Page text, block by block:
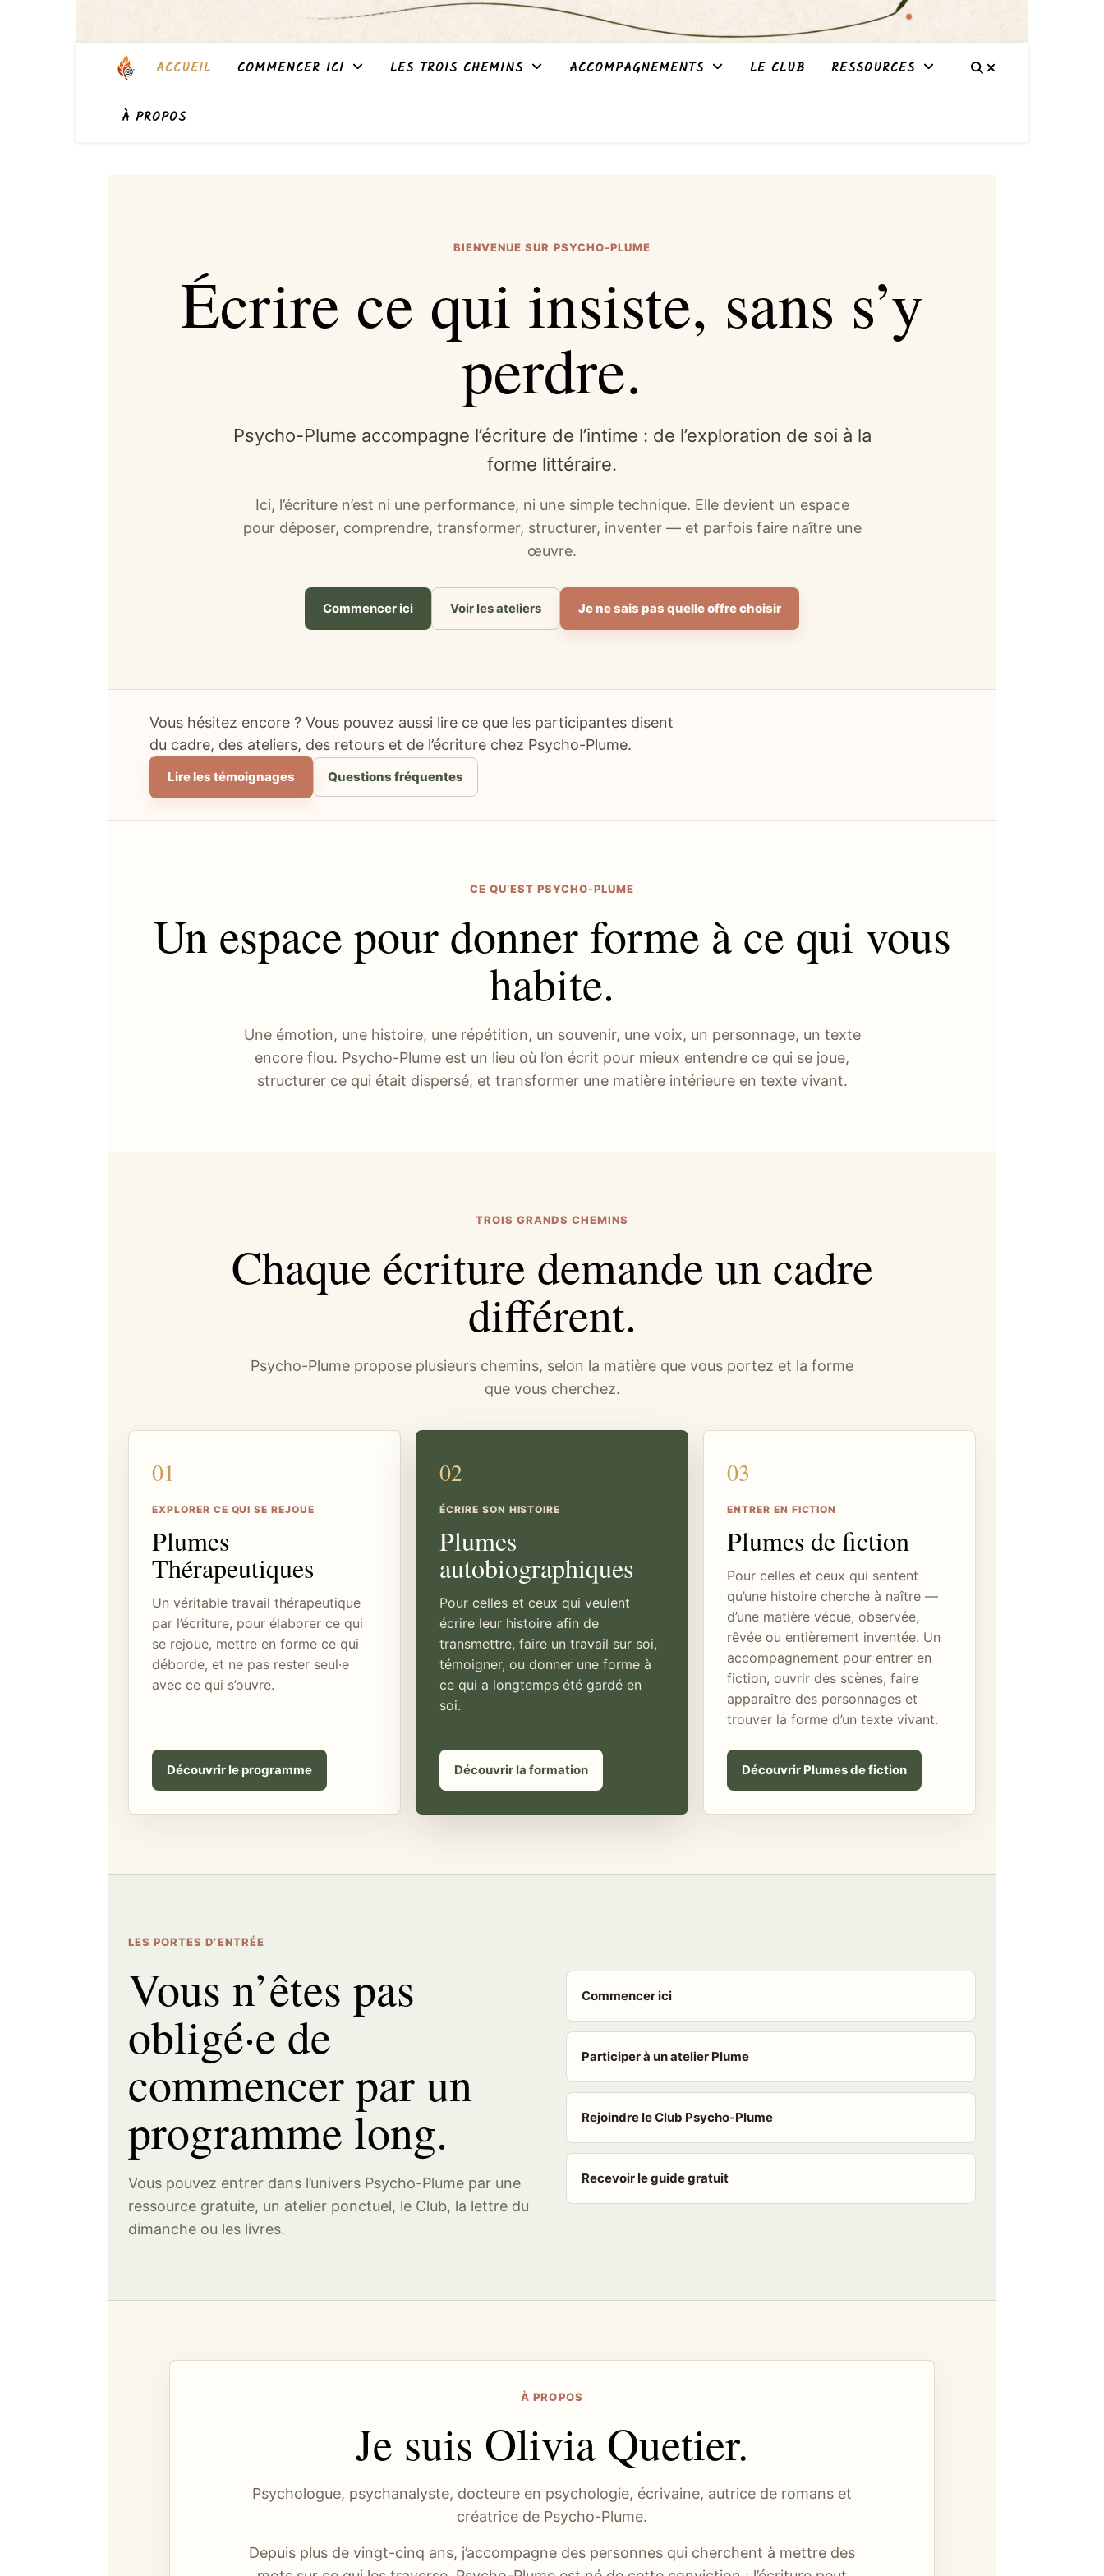
ACCUEIL COMMENCER ICI LES TROIS CHEMINS ACCOMPAGNEMENTS LE CLUB RESSOURCES
À PROPOS
BIENVENUE SUR PSYCHO-PLUME
Écrire ce qui insiste, sans s’y
perdre.
Psycho-Plume accompagne l’écriture de l’intime : de l’exploration de soi à la
forme littéraire.
Ici, l’écriture n’est ni une performance, ni une simple technique. Elle devient un espace
pour déposer, comprendre, transformer, structurer, inventer — et parfois faire naître une
œuvre.
Commencer ici Voir les ateliers Je ne sais pas quelle offre choisir
Vous hésitez encore ? Vous pouvez aussi lire ce que les participantes disent
du cadre, des ateliers, des retours et de l’écriture chez Psycho-Plume.
Lire les témoignages Questions fréquentes
CE QU’EST PSYCHO-PLUME
Un espace pour donner forme à ce qui vous
habite.
Une émotion, une histoire, une répétition, un souvenir, une voix, un personnage, un texte
encore flou. Psycho-Plume est un lieu où l’on écrit pour mieux entendre ce qui se joue,
structurer ce qui était dispersé, et transformer une matière intérieure en texte vivant.
TROIS GRANDS CHEMINS
Chaque écriture demande un cadre
différent.
Psycho-Plume propose plusieurs chemins, selon la matière que vous portez et la forme
que vous cherchez.
01
EXPLORER CE QUI SE REJOUE
Plumes
Thérapeutiques
Un véritable travail thérapeutique
par l’écriture, pour élaborer ce qui
se rejoue, mettre en forme ce qui
déborde, et ne pas rester seul·e
avec ce qui s’ouvre.
Découvrir le programme
02
ÉCRIRE SON HISTOIRE
Plumes
autobiographiques
Pour celles et ceux qui veulent
écrire leur histoire afin de
transmettre, faire un travail sur soi,
témoigner, ou donner une forme à
ce qui a longtemps été gardé en
soi.
Découvrir la formation
03
ENTRER EN FICTION
Plumes de fiction
Pour celles et ceux qui sentent
qu’une histoire cherche à naître —
d’une matière vécue, observée,
rêvée ou entièrement inventée. Un
accompagnement pour entrer en
fiction, ouvrir des scènes, faire
apparaître des personnages et
trouver la forme d’un texte vivant.
Découvrir Plumes de fiction
LES PORTES D’ENTRÉE
Vous n’êtes pas
obligé·e de
commencer par un
programme long.
Vous pouvez entrer dans l’univers Psycho-Plume par une
ressource gratuite, un atelier ponctuel, le Club, la lettre du
dimanche ou les livres.
Commencer ici
Participer à un atelier Plume
Rejoindre le Club Psycho-Plume
Recevoir le guide gratuit
À PROPOS
Je suis Olivia Quetier.
Psychologue, psychanalyste, docteure en psychologie, écrivaine, autrice de romans et
créatrice de Psycho-Plume.
Depuis plus de vingt-cinq ans, j’accompagne des personnes qui cherchent à mettre des